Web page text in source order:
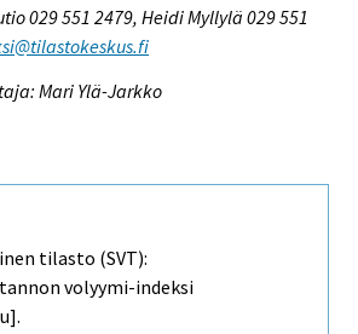
029 551 2479, Heidi Myllylä 029 551
Mari Ylä-Jarkko
tilasto (SVT):
volyymi-indeksi